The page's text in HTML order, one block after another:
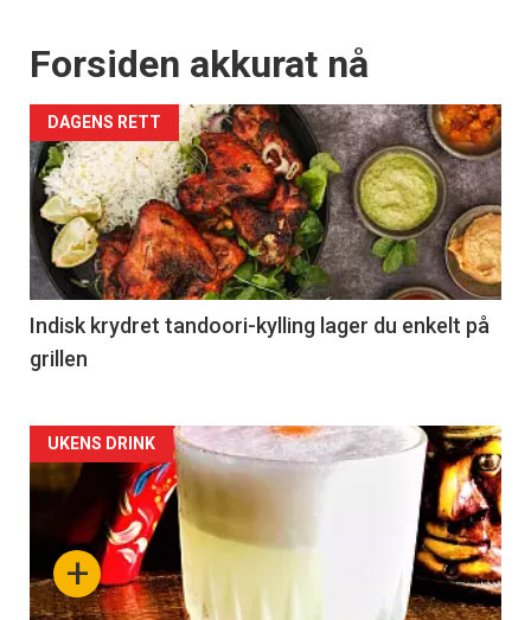
Forsiden akkurat nå
DAGENS RETT
Indisk krydret tandoori-kylling lager du enkelt på
grillen
Forsiden
akkurat
nå
-
+
UKENS DRINK